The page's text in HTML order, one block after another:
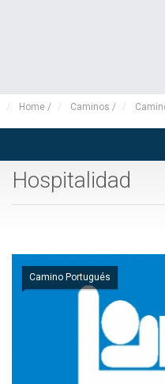
Home / Caminos /
Hospitalidad
Camino Portugués